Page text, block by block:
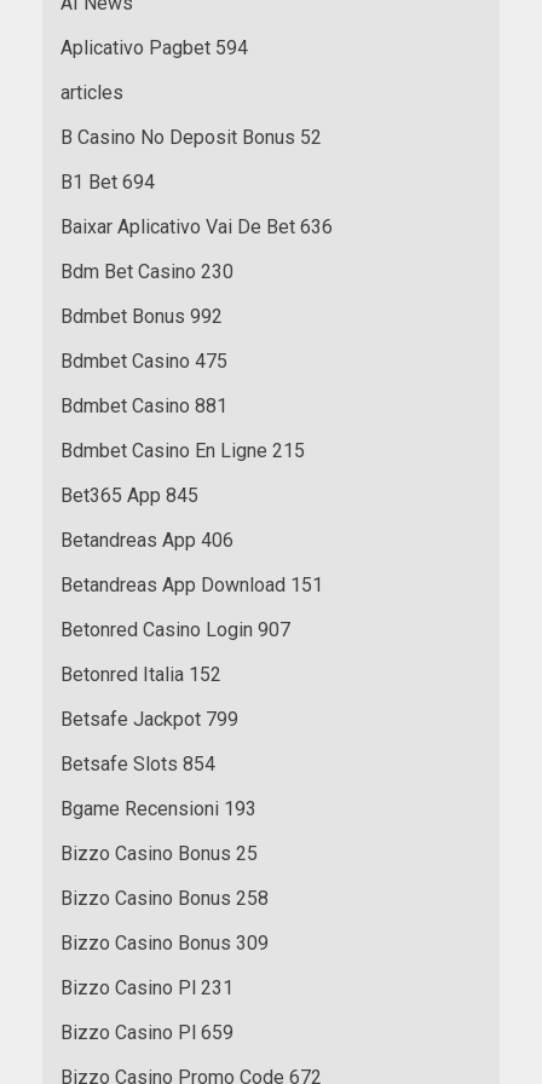
Aplicativo Pagbet 594
articles
B Casino No Deposit Bonus 52
B1 Bet 694
Baixar Aplicativo Vai De Bet 636
Bdm Bet Casino 230
Bdmbet Bonus 992
Bdmbet Casino 475
Bdmbet Casino 881
Bdmbet Casino En Ligne 215
Bet365 App 845
Betandreas App 406
Betandreas App Download 151
Betonred Casino Login 907
Betonred Italia 152
Betsafe Jackpot 799
Betsafe Slots 854
Bgame Recensioni 193
Bizzo Casino Bonus 25
Bizzo Casino Bonus 258
Bizzo Casino Bonus 309
Bizzo Casino Pl 231
Bizzo Casino Pl 659
Bizzo Casino Promo Code 672